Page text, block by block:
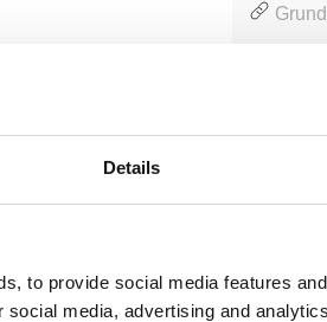
Details
to provide social media features
media, advertising andLägsta